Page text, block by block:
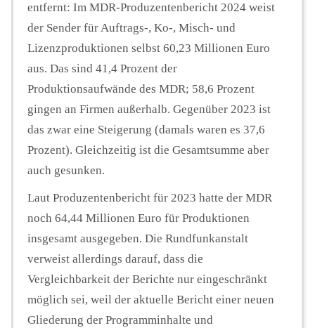
entfernt: Im MDR-Produzentenbericht 2024 weist
der Sender für Auftrags-, Ko-, Misch- und
Lizenzproduktionen selbst 60,23 Millionen Euro
aus. Das sind 41,4 Prozent der
Produktionsaufwände des MDR; 58,6 Prozent
gingen an Firmen außerhalb. Gegenüber 2023 ist
das zwar eine Steigerung (damals waren es 37,6
Prozent). Gleichzeitig ist die Gesamtsumme aber
auch gesunken.
Laut Produzentenbericht für 2023 hatte der MDR
noch 64,44 Millionen Euro für Produktionen
insgesamt ausgegeben. Die Rundfunkanstalt
verweist allerdings darauf, dass die
Vergleichbarkeit der Berichte nur eingeschränkt
möglich sei, weil der aktuelle Bericht einer neuen
Gliederung der Programminhalte und